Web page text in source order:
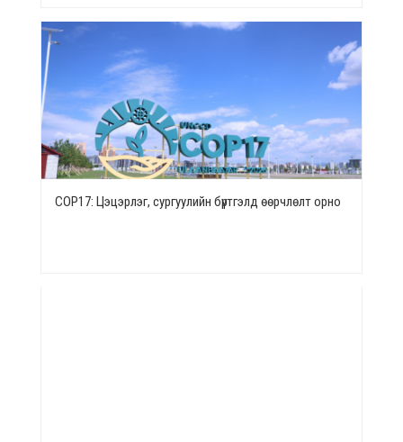
СОР17: Цэцэрлэг, сургуулийн бүртгэлд өөрчлөлт орно